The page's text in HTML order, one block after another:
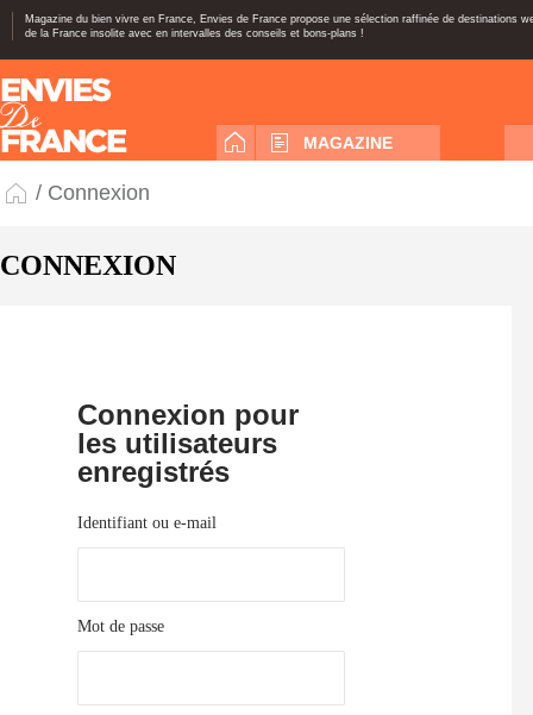
Magazine du bien vivre en France, Envies de France propose une sélection raffinée de destinations
de la France insolite avec en intervalles des conseils et bons-plans !
MAGAZINE
/ Connexion
CONNEXION
Connexion pour
les utilisateurs
enregistrés
Identifiant ou e-mail
Mot de passe